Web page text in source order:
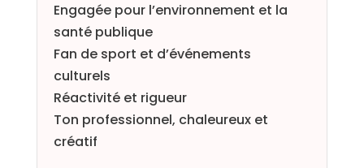
Engagée pour l’environnement et la
santé publique
Fan de sport et d’événements
culturels
Réactivité et rigueur
Ton professionnel, chaleureux et
créatif